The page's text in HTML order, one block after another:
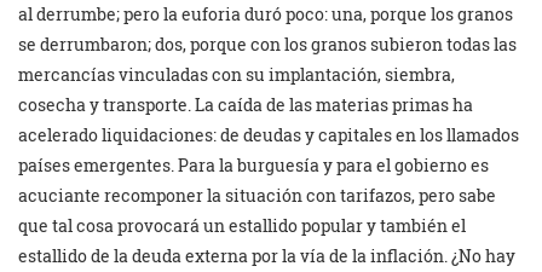
al derrumbe; pero la euforia duró poco: una, porque los granos
se derrumbaron; dos, porque con los granos subieron todas las
mercancías vinculadas con su implantación, siembra,
cosecha y transporte. La caída de las materias primas ha
acelerado liquidaciones: de deudas y capitales en los llamados
países emergentes. Para la burguesía y para el gobierno es
acuciante recomponer la situación con tarifazos, pero sabe
que tal cosa provocará un estallido popular y también el
estallido de la deuda externa por la vía de la inflación. ¿No hay